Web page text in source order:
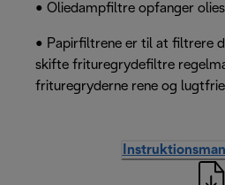
• Oliedampfiltre opfanger
• Papirfiltrene er til at filtrere
skifte frituregrydefiltre
frituregryderne rene og